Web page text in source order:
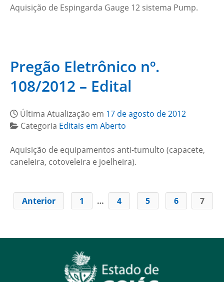
Aquisição de Espingarda Gauge 12 sistema Pump.
Pregão Eletrônico nº.
108/2012 – Edital
Última Atualização em 17 de agosto de 2012
Categoria Editais em Aberto
Aquisição de equipamentos anti-tumulto (capacete,
caneleira, cotoveleira e joelheira).
Anterior 1 … 4 5 6 7